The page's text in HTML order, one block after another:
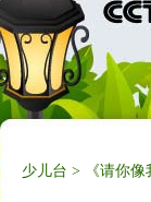
少儿台 > 《请你像